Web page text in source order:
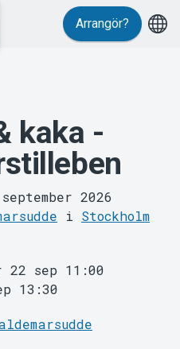
Arrangör?
kaka -
2026
i Stockholm
22 sep 11:00
13:30